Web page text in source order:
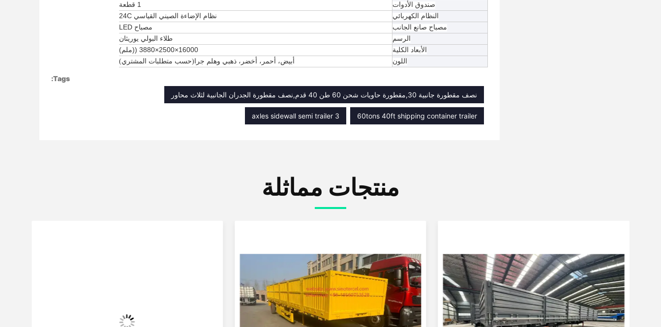
صندوق الأدوات
1 قطعة
النظام الكهربائي
نظام الإضاءة الصيني القياسي 24C
مصباح صانع الجانب
مصباح LED
الرسم
طلاء البولي يوريثان
الأبعاد الكلية
16000×2500×3880 ((ملم)
اللون
أبيض، أحمر، أخضر، ذهبي وهلم جرا(حسب متطلبات المشتري)
Tags:
نصف مقطورة جانبية 30,مقطورة حاويات شحن 60 طن 40 قدم,نصف مقطورة الجدران الجانبية لثلاث محاور
60tons 40ft shipping container trailer
3 axles sidewall semi trailer
منتجات مماثلة